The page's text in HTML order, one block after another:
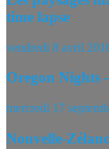
time lapse
vendredi 8 avril
Oregon Nights
mercredi 17
Nouvelle-